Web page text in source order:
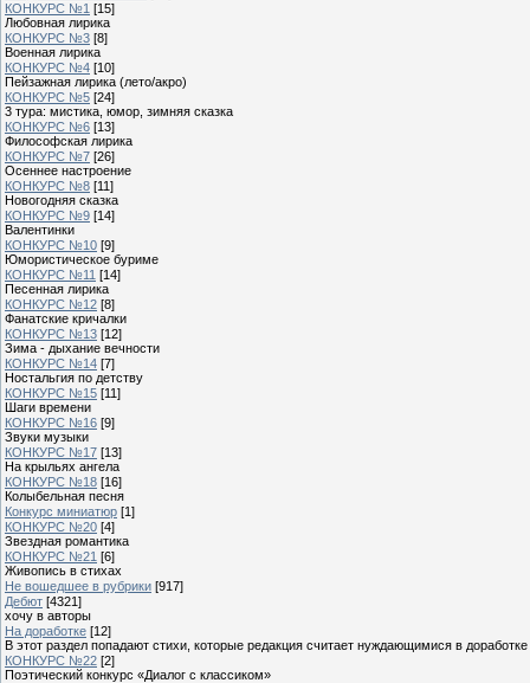
КОНКУРС №1 [15]
Любовная лирика
КОНКУРС №3 [8]
Военная лирика
КОНКУРС №4 [10]
Пейзажная лирика (лето/акро)
КОНКУРС №5 [24]
3 тура: мистика, юмор, зимняя сказка
КОНКУРС №6 [13]
Философская лирика
КОНКУРС №7 [26]
Осеннее настроение
КОНКУРС №8 [11]
Новогодняя сказка
КОНКУРС №9 [14]
Валентинки
КОНКУРС №10 [9]
Юмористическое буриме
КОНКУРС №11 [14]
Песенная лирика
КОНКУРС №12 [8]
Фанатские кричалки
КОНКУРС №13 [12]
Зима - дыхание вечности
КОНКУРС №14 [7]
Ностальгия по детству
КОНКУРС №15 [11]
Шаги времени
КОНКУРС №16 [9]
Звуки музыки
КОНКУРС №17 [13]
На крыльях ангела
КОНКУРС №18 [16]
Колыбельная песня
Конкурс миниатюр [1]
КОНКУРС №20 [4]
Звездная романтика
КОНКУРС №21 [6]
Живопись в стихах
Не вошедшее в рубрики [917]
Дебют [4321]
хочу в авторы
На доработке [12]
В этот раздел попадают стихи, которые редакция считает нуждающимися в доработке
КОНКУРС №22 [2]
Поэтический конкурс «Диалог с классиком»